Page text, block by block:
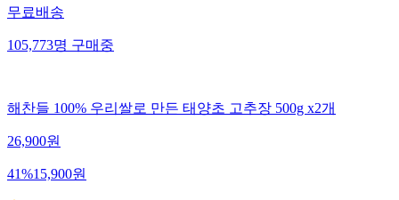
무료배송
105,773명구매중
해찬들 100% 우리쌀로 만든 태양초 고추장 500g x2개
26,900원
41%15,900원